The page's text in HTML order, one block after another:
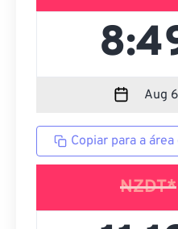
Copiar para a
NZDT*